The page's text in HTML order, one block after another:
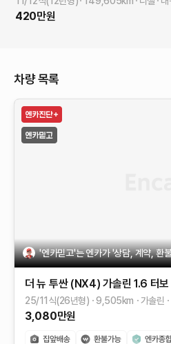
420만원
차량 목록
'엔카믿고'는 엔카가 '상담, 계약, 환
더 뉴 투싼 (NX4) 가솔린 1.6 터
25/11식(26년형) 9,505km 가솔린
3,080만원